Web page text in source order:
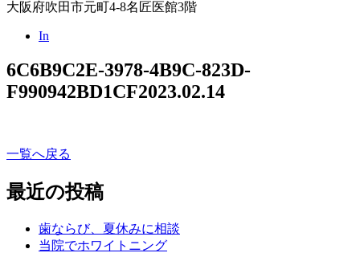
大阪府吹田市元町4-8名匠医館3階
In
6C6B9C2E-3978-4B9C-823D-
F990942BD1CF2023.02.14
一覧へ戻る
最近の投稿
歯ならび、夏休みに相談
当院でホワイトニング